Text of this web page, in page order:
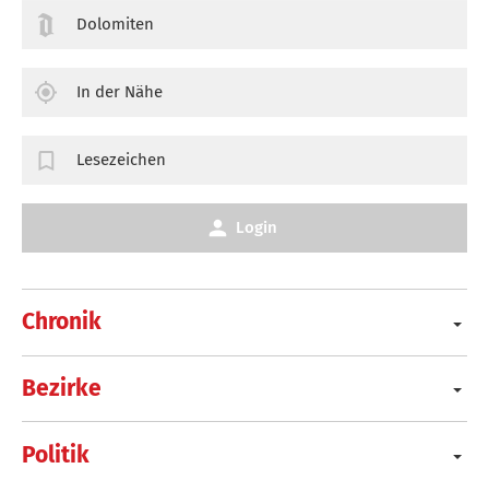
Chronik
Bezirke
Politik
Dolomiten
In der Nähe
Lesezeichen
Login